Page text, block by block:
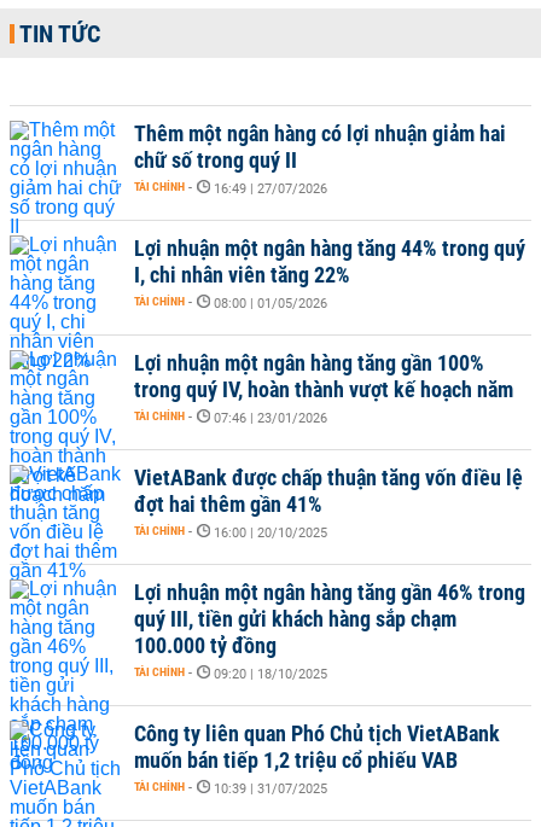
TIN TỨC
Thêm một ngân hàng có lợi nhuận giảm hai
chữ số trong quý II
TÀI CHÍNH - 16:49 | 27/07/2026
Lợi nhuận một ngân hàng tăng 44% trong quý
I, chi nhân viên tăng 22%
TÀI CHÍNH - 08:00 | 01/05/2026
Lợi nhuận một ngân hàng tăng gần 100%
trong quý IV, hoàn thành vượt kế hoạch năm
TÀI CHÍNH - 07:46 | 23/01/2026
VietABank được chấp thuận tăng vốn điều lệ
đợt hai thêm gần 41%
TÀI CHÍNH - 16:00 | 20/10/2025
Lợi nhuận một ngân hàng tăng gần 46% trong
quý III, tiền gửi khách hàng sắp chạm
100.000 tỷ đồng
TÀI CHÍNH - 09:20 | 18/10/2025
Công ty liên quan Phó Chủ tịch VietABank
muốn bán tiếp 1,2 triệu cổ phiếu VAB
TÀI CHÍNH - 10:39 | 31/07/2025